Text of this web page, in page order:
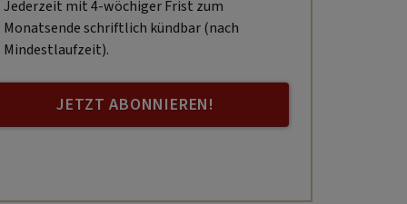
Jederzeit mit 4-wöchiger Frist zum
Monatsende schriftlich kündbar (nach
Mindestlaufzeit).
JETZT ABONNIEREN!